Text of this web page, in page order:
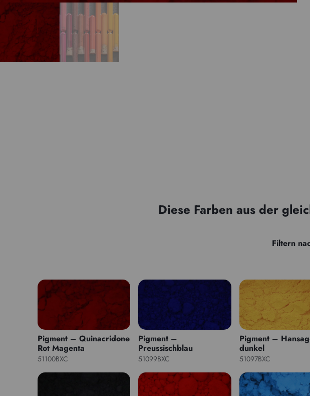
Diese Farben aus der
Filtern
Pigment – Quinacridone
Rot Magenta
51100BXC
Pigment –
Preussischblau
51099BXC
Pigment –
dunkel
51097BXC